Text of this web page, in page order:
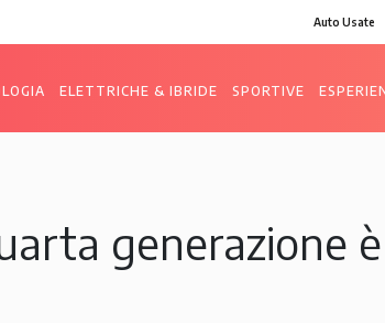
generazione
Auto Usate
ELETTRICHE & IBRIDE SPORTIVE